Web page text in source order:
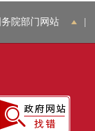
院部门网站